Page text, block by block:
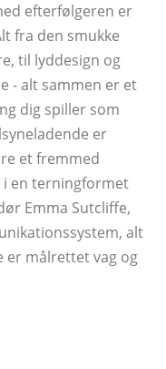
efterfølgeren er
fra den smukke
til lyddesign og
- alt sammen er et
dig spiller som
er
et fremmed
i en terningformet
Emma Sutcliffe,
alt
er målrettet vag og